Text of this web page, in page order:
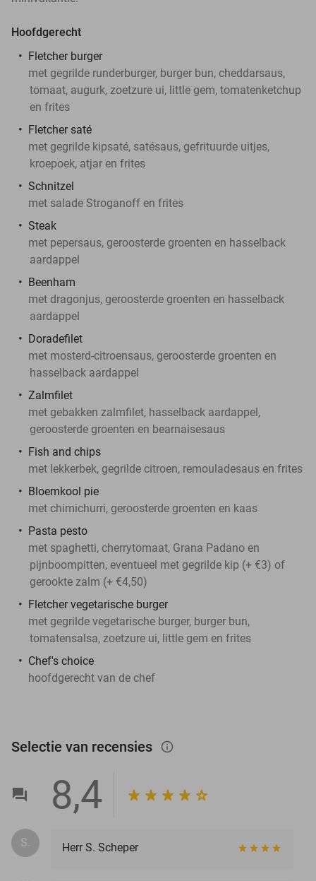
Hoofdgerecht
Fletcher burger
met gegrilde runderburger, burger bun, cheddarsaus,
tomaat, augurk, zoetzure ui, little gem, tomatenketchup
en frites
Fletcher saté
met gegrilde kipsaté, satésaus, gefrituurde uitjes,
kroepoek, atjar en frites
Schnitzel
met salade Stroganoff en frites
Steak
met pepersaus, geroosterde groenten en hasselback
aardappel
Beenham
met dragonjus, geroosterde groenten en hasselback
aardappel
Doradefilet
met mosterd-citroensaus, geroosterde groenten en
hasselback aardappel
Zalmfilet
met gebakken zalmfilet, hasselback aardappel,
geroosterde groenten en bearnaisesaus
Fish and chips
met lekkerbek, gegrilde citroen, remouladesaus en frites
Bloemkool pie
met chimichurri, geroosterde groenten en kaas
Pasta pesto
met spaghetti, cherrytomaat, Grana Padano en
pijnboompitten, eventueel met gegrilde kip (+ €3) of
gerookte zalm (+ €4,50)
Fletcher vegetarische burger
met gegrilde vegetarische burger, burger bun,
tomatensalsa, zoetzure ui, little gem en frites
Chef's choice
hoofdgerecht van de chef
Selectie van recensies info_outlined
8,4
S. Herr S. Scheper